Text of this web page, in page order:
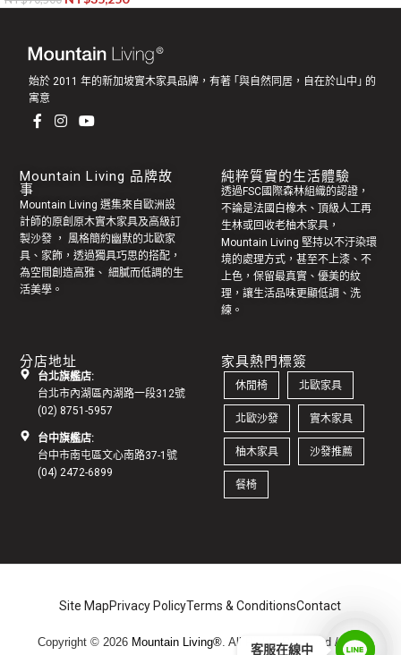
始於 2011 年的新加坡實木家具品牌，有著 ｢與自然同居，自在於山中｣ 的
寓意
Mountain Living 品牌故
事
Mountain Living 選集來自歐洲設
計師的原創 原木實木家具及高級訂
製沙發 ， 風格簡約幽默的北歐家
具 、家飾，透過獨具巧思的搭配，
為空間創造高雅、 細膩而低調的生
活美學。
純粹質實的生活體驗
透過FSC國際森林組織的認證，
不論是法國白橡木、頂級人工再
生林或回收老柚木家具 ，
Mountain Living 堅持以不汙染環
境的處理方式，甚至不上漆、不
上色，保留最真實、優美的紋
理，讓生活品味更顯低調、洗
練。
分店地址
台北旗艦店:
台北市內湖區內湖路一段312號
(02) 8751-5957
台中旗艦店:
台中市南屯區文心南路37-1號
(04) 2472-6899
家具熱門標簽
休閒椅 北歐家具
北歐沙發 實木家具
柚木家具 沙發推薦
餐椅
Copyright © 2026 Mountain Living®. All Rights Reserved / 地址:
Site MapPrivacy PolicyTerms & ConditionsContact
客服在線中